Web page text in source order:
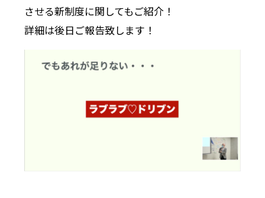
させる新制度に関してもご紹介！
詳細は後日ご報告致します！